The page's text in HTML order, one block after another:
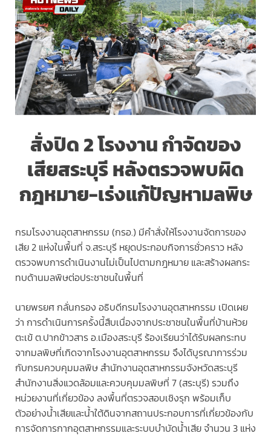
สั่งปิด 2 โรงงาน กำจัดของ
เสียสระบุรี หลังตรวจพบผิด
กฎหมาย-เร่งแก้ปัญหามลพิษ
กรมโรงงานอุตสาหกรรม (กรอ.) มีคำสั่งให้โรงงานจัดการของ
เสีย 2 แห่งในพื้นที่ จ.สระบุรี หยุดประกอบกิจการชั่วคราว หลัง
ตรวจพบการดำเนินงานไม่เป็นไปตามกฎหมาย และสร้างผลกระ
ทบด้านมลพิษต่อประชาชนในพื้นที่
นายพรยศ กลั่นกรอง อธิบดีกรมโรงงานอุตสาหกรรม เปิดเผย
ว่า การดำเนินการครั้งนี้สืบเนื่องจากประชาชนในพื้นที่บ้านห้วย
ตะเข้ ต.ปากข้าวสาร อ.เมืองสระบุรี ร้องเรียนว่าได้รับผลกระทบ
จากมลพิษที่เกิดจากโรงงานอุตสาหกรรม จึงได้บูรณาการร่วม
กับกรมควบคุมมลพิษ สำนักงานอุตสาหกรรมจังหวัดสระบุรี
สำนักงานสิ่งแวดล้อมและควบคุมมลพิษที่ 7 (สระบุรี) รวมถึง
หน่วยงานที่เกี่ยวข้อง ลงพื้นที่ตรวจสอบเชิงรุก พร้อมเก็บ
ตัวอย่างน้ำเสียและน้ำใต้ดินจากสถานประกอบการที่เกี่ยวข้องกับ
การจัดการกากอุตสาหกรรมและระบบบำบัดน้ำเสีย จำนวน 3 แห่ง